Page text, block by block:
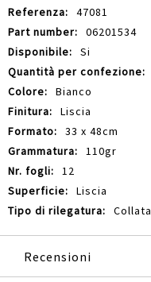
47081
06201534
Si
Bianco
Liscia
33 x 48cm
110gr
12
Liscia
Collata
Recensioni